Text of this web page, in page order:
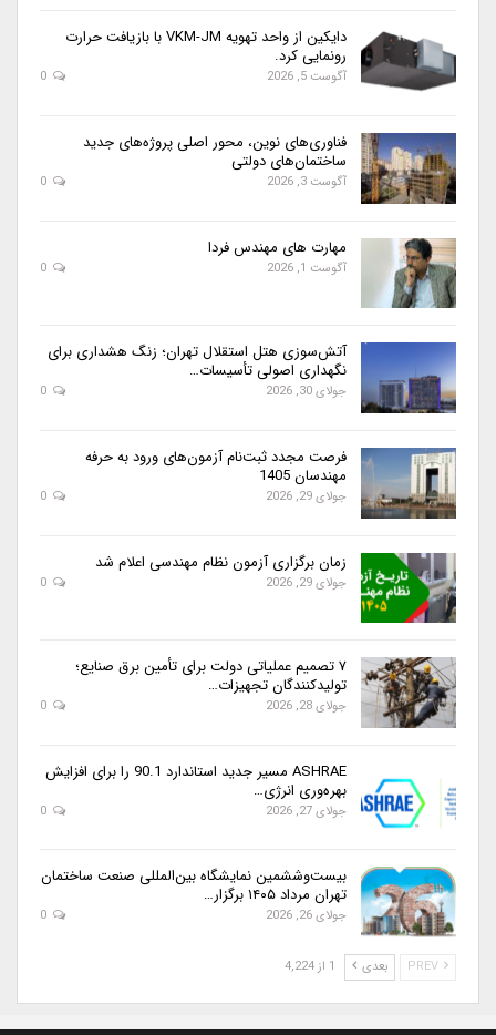
دایکین از واحد تهویه VKM-JM با بازیافت حرارت
رونمایی کرد.
آگوست 5, 2026
فناوری‌های نوین، محور اصلی پروژه‌های جدید
ساختمان‌های دولتی
آگوست 3, 2026
مهارت های مهندس فردا
آگوست 1, 2026
آتش‌سوزی هتل استقلال تهران؛ زنگ هشداری برای
نگهداری اصولی تأسیسات…
جولای 30, 2026
فرصت مجدد ثبت‌نام آزمون‌های ورود به حرفه
مهندسان 1405
جولای 29, 2026
زمان برگزاری آزمون نظام مهندسی اعلام شد
جولای 29, 2026
۷ تصمیم عملیاتی دولت برای تأمین برق صنایع؛
تولیدکنندگان تجهیزات…
جولای 28, 2026
ASHRAE مسیر جدید استاندارد 90.1 را برای افزایش
بهره‌وری انرژی…
جولای 27, 2026
بیست‌وششمین نمایشگاه بین‌المللی صنعت ساختمان
تهران مرداد ۱۴۰۵ برگزار…
جولای 26, 2026
بعدی 1 از 4,224